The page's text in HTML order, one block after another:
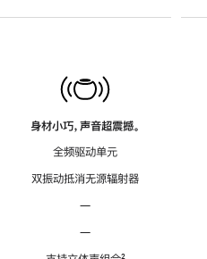
身材小巧，声音超震撼。
全频驱动单元
双振动抵消无源辐射器
—
—